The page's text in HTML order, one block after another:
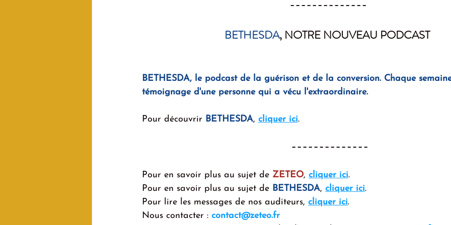
--------------
BETHESDA, NOTRE NOUVEAU PODCAST
BETHESDA, le podcast de la guérison et de la conversion. Chaque
témoignage d'une personne qui a vécu l'extraordinaire.
Pour découvrir BETHESDA, cliquer ici.
--------------
Pour en savoir plus au sujet de ZETEO, cliquer ici.
Pour en savoir plus au sujet de BETHESDA, cliquer ici.
Pour lire les messages de nos auditeurs, cliquer ici.
Nous contacter : contact@zeteo.fr